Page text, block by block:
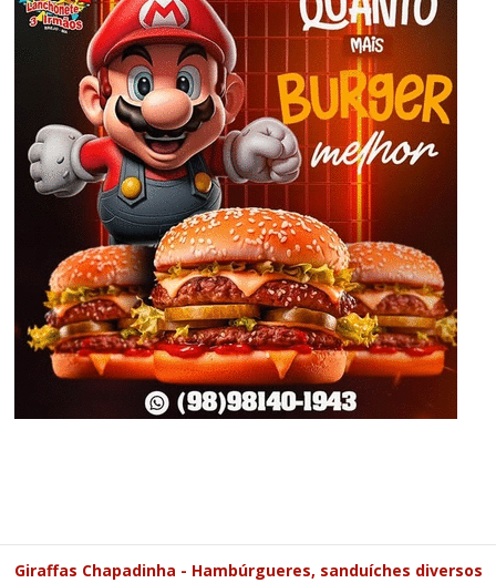
Giraffas Chapadinha - Hambúrgueres, sanduíches diversos